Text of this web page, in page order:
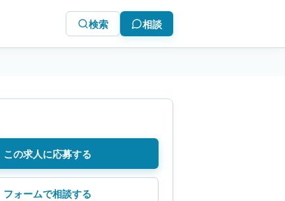
検索 相談
この求人に応募する
フォームで相談する